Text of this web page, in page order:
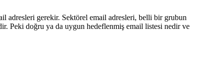
adresleri gerekir. Sektörel email adresleri, belli bir grubun
Peki doğru ya da uygun hedeflenmiş email listesi nedir ve